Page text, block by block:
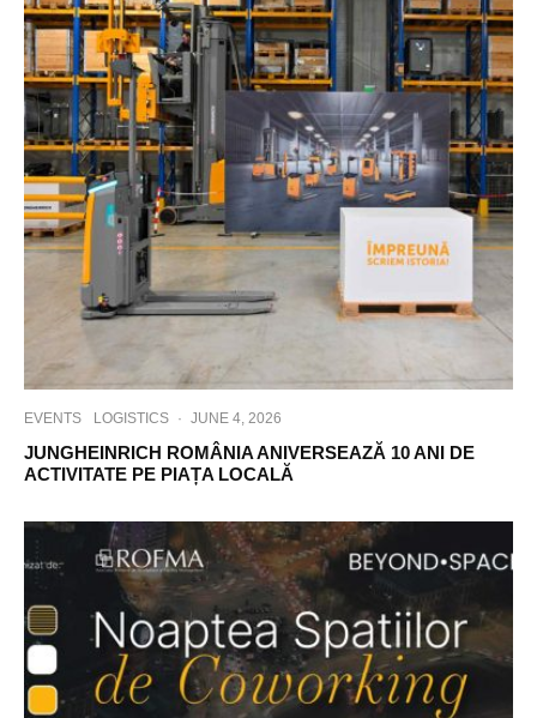
EVENTS LOGISTICS · JUNE 4, 2026
JUNGHEINRICH ROMÂNIA ANIVERSEAZĂ 10 ANI DE
ACTIVITATE PE PIAȚA LOCALĂ